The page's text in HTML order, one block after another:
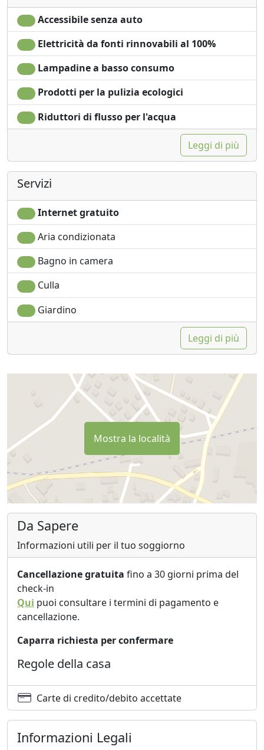
Accessibile senza auto
Elettricità da fonti rinnovabili al 100%
Lampadine a basso consumo
Prodotti per la pulizia ecologici
Riduttori di flusso per l'acqua
Leggi di più
Servizi
Internet gratuito
Aria condizionata
Bagno in camera
Culla
Giardino
Leggi di più
Mostra la località
Da Sapere
Informazioni utili per il tuo soggiorno
Cancellazione gratuita fino a 30 giorni prima del
check-in
Qui puoi consultare i termini di pagamento e
cancellazione.
Caparra richiesta per confermare
Regole della casa
Carte di credito/debito accettate
Informazioni Legali